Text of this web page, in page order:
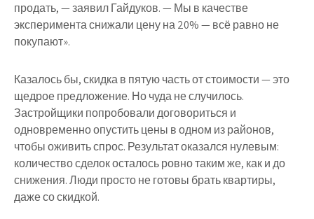
продать, — заявил Гайдуков. — Мы в качестве
эксперимента снижали цену на 20% — всё равно не
покупают».
Казалось бы, скидка в пятую часть от стоимости — это
щедрое предложение. Но чуда не случилось.
Застройщики попробовали договориться и
одновременно опустить цены в одном из районов,
чтобы оживить спрос. Результат оказался нулевым:
количество сделок осталось ровно таким же, как и до
снижения. Люди просто не готовы брать квартиры,
даже со скидкой.